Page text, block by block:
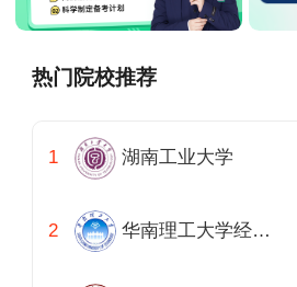
热门院校推荐
湖南工业大学
华南理工大学经济与金融学院